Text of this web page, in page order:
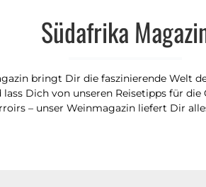
Südafrika
bringt Dir die faszinierende Welt
Dich von unseren Reisetipps für
– unser Weinmagazin liefert Dir